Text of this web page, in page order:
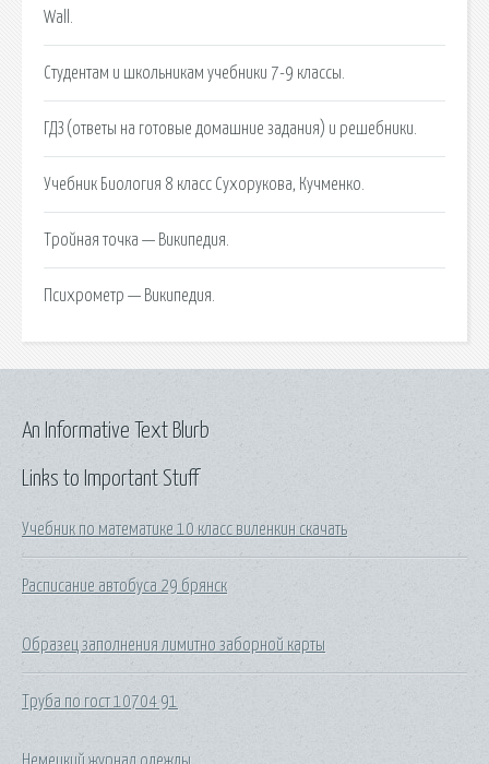
Wall.
Студентам и школьникам учебники 7-9 классы.
ГДЗ (ответы на готовые домашние задания) и решебники.
Учебник Биология 8 класс Сухорукова, Кучменко.
Тройная точка — Википедия.
Психрометр — Википедия.
Links to Important Stuff
Учебник по математике 10 класс виленкин скачать
Расписание автобуса 29 брянск
Образец заполнения лимитно заборной карты
Труба по гост 10704 91
Немецкий журнал одежды
An Informative Text Blurb